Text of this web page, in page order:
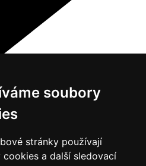
soubory
stránky používají
cookies a další sledovací